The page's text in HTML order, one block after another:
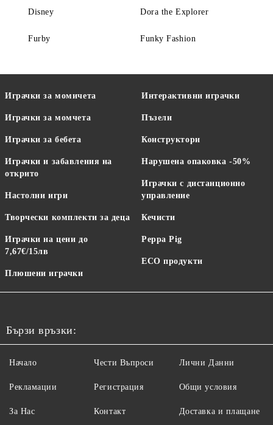
Disney Dora the Explorer
Furby Funky Fashion
Играчки за момичета
Играчки за момчета
Играчки за бебета
Играчки и забавления на
открито
Настолни игри
Творчески комплекти за деца
Играчки на цени до
7,67€/15лв
Плюшени играчки
Интерактивни играчки
Пъзели
Конструктори
Нарушена опаковка -50%
Играчки с дистанционно
управление
Кечисти
Peppa Pig
ECO продукти
Бързи връзки:
Начало
Рекламации
За Нас
Чести Въпроси
Регистрация
Контакт
Лични Данни
Общи условия
Доставка и плащане